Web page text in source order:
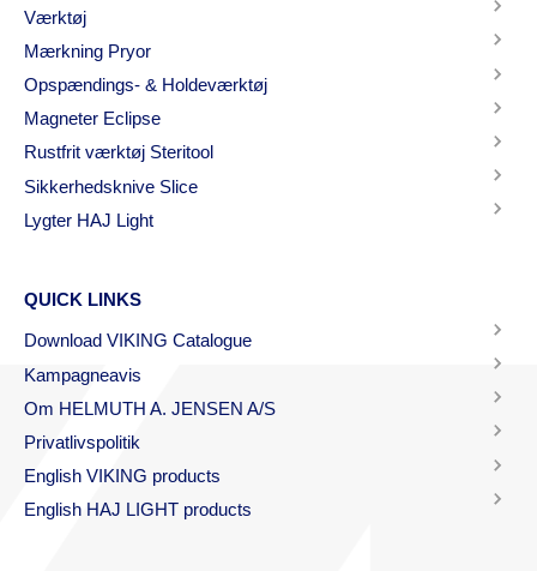
Værktøj
Mærkning Pryor
Opspændings- & Holdeværktøj
Magneter Eclipse
Rustfrit værktøj Steritool
Sikkerhedsknive Slice
Lygter HAJ Light
QUICK LINKS
Download VIKING Catalogue
Kampagneavis
Om HELMUTH A. JENSEN A/S
Privatlivspolitik
English VIKING products
English HAJ LIGHT products